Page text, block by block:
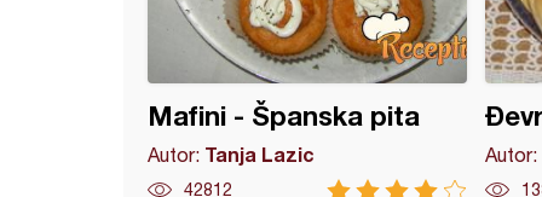
Mafini - Španska pita
Autor: Tanja Lazic
42812
Autor: